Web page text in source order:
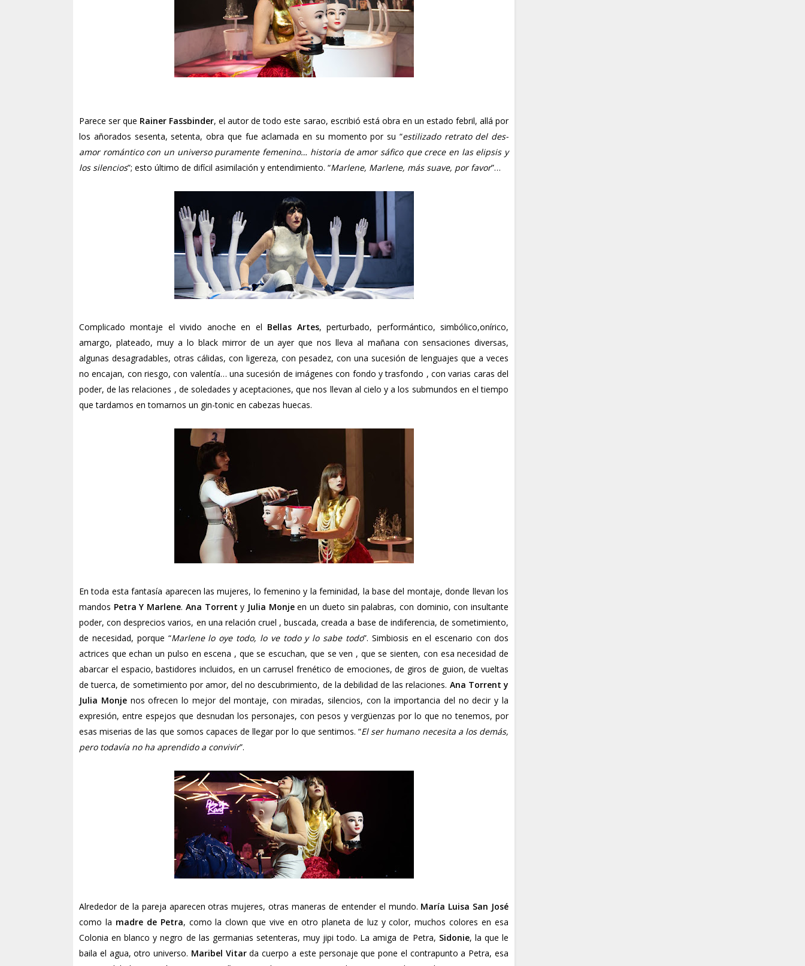
Parece ser que Rainer Fassbinder, el autor de todo este sarao, escribió está obra en un estado febril, allá por
los añorados sesenta, setenta, obra que fue aclamada en su momento por su “estilizado retrato del des-
amor romántico con un universo puramente femenino… historia de amor sáfico que crece en las elipsis y
los silencios”; esto último de difícil asimilación y entendimiento. “Marlene, Marlene, más suave, por favor”…
Complicado montaje el vivido anoche en el Bellas Artes, perturbado, performántico, simbólico,onírico,
amargo, plateado, muy a lo black mirror de un ayer que nos lleva al mañana con sensaciones diversas,
algunas desagradables, otras cálidas, con ligereza, con pesadez, con una sucesión de lenguajes que a veces
no encajan, con riesgo, con valentía… una sucesión de imágenes con fondo y trasfondo , con varias caras del
poder, de las relaciones , de soledades y aceptaciones, que nos llevan al cielo y a los submundos en el tiempo
que tardamos en tomarnos un gin-tonic en cabezas huecas.
En toda esta fantasía aparecen las mujeres, lo femenino y la feminidad, la base del montaje, donde llevan los
mandos Petra Y Marlene. Ana Torrent y Julia Monjeen un dueto sin palabras, con dominio, con insultante
poder, con desprecios varios, en una relación cruel , buscada, creada a base de indiferencia, de sometimiento,
de necesidad, porque “Marlene lo oye todo, lo ve todo y lo sabe todo”. Simbiosis en el escenario con dos
actrices que echan un pulso en escena , que se escuchan, que se ven , que se sienten, con esa necesidad de
abarcar el espacio, bastidores incluidos, en un carrusel frenético de emociones, de giros de guion, de vueltas
de tuerca, de sometimiento por amor, del no descubrimiento, de la debilidad de las relaciones. Ana Torrent y
Julia Monjenos ofrecen lo mejor del montaje, con miradas, silencios, con la importancia del no decir y la
expresión, entre espejos que desnudan los personajes, con pesos y vergüenzas por lo que no tenemos, por
esas miserias de las que somos capaces de llegar por lo que sentimos. “El ser humano necesita a los demás,
pero todavía no ha aprendido a convivir”.
Alrededor de la pareja aparecen otras mujeres, otras maneras de entender el mundo. María Luisa San José
como la madre de Petra, como la clown que vive en otro planeta de luz y color, muchos colores en esa
Colonia en blanco y negro de las germanias setenteras, muy jipi todo. La amiga de Petra, Sidonie, la que le
baila el agua, otro universo. Maribel Vitarda cuerpo a este personaje que pone el contrapunto a Petra, esa